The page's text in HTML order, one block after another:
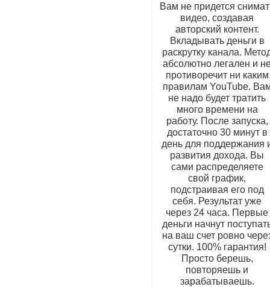
Вам не придется
видео, создавая
авторский контент.
Вкладывать деньги в
раскрутку канала.
абсолютно легален и
противоречит ни каким
правилам YouTube.
не надо будет тратить
много времени на
работу. После запуска,
достаточно 30 минут в
день для поддержания
развития дохода. Вы
сами распределяете
свой график,
подстраивая его под
себя. Результат уже
через 24 часа. Первые
деньги начнут
на ваш счет ровно
сутки. 100% гарантия!
Просто берешь,
повторяешь и
зарабатываешь.